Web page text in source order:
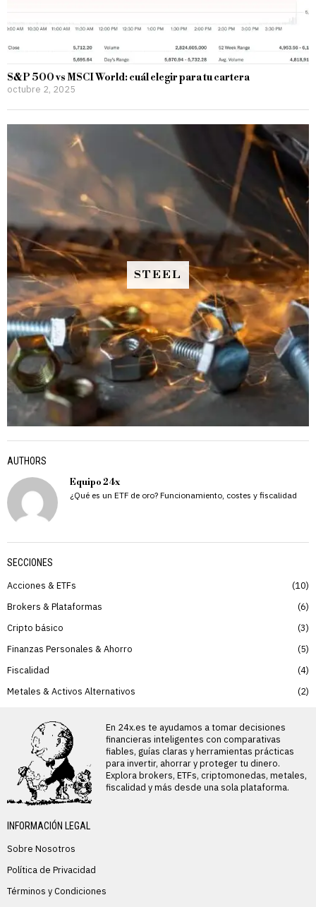
S&P 500 vs MSCI World: cuál elegir para tu cartera
octubre 2, 2025
STEEL
AUTHORS
Equipo 24x
¿Qué es un ETF de oro? Funcionamiento, costes y fiscalidad
SECCIONES
Acciones & ETFs
10
Brokers & Plataformas
6
Cripto básico
3
Finanzas Personales & Ahorro
5
Fiscalidad
4
Metales & Activos Alternativos
2
En 24x.es te ayudamos a tomar decisiones
financieras inteligentes con comparativas
fiables, guías claras y herramientas prácticas
para invertir, ahorrar y proteger tu dinero.
Explora brokers, ETFs, criptomonedas, metales,
fiscalidad y más desde una sola plataforma.
INFORMACIÓN LEGAL
Sobre Nosotros
Política de Privacidad
Términos y Condiciones